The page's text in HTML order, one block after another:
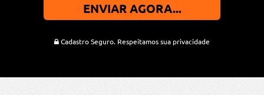
ENVIAR AGORA...
Cadastro Seguro. Respeitamos sua privacidade